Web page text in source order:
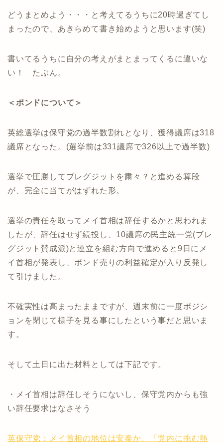
どうまとめよう・・・と考えてるうちに20時過ぎてし
まったので、あきらめて書き始めようと思います(笑)
書いてるうちに自分の考えがまとまってくるに違いな
い！ たぶん。
＜ポンドについて＞
英総選挙は保守党の過半数割れとなり、獲得議席は318
議席となった。(選挙前は331議席で326以上で過半数)
選挙で圧勝してブレグジットを粛々？と進める算段
が、完全に当てがはずれた形。
選挙の責任を取ってメイ首相は辞任するかと思われま
したが、辞任はせず続投し、10議席の民主統一党(ブレ
グジット賛成派)と連立を組む方向で進めると9日にメ
イ首相が発表し、ポンド売りの利益確定が入り反発し
て引けました。
不確実性は高まったままですが、週末前に一度ポジシ
ョンを閉じて様子を見る事にしたという事だと思いま
す。
そして土日に出た材料としては下記です。
・メイ首相は辞任しそうにないし、保守党内からも強
い辞任要求はなさそう
英保守党：メイ首相の地位は安泰か、「党内に挑む熱